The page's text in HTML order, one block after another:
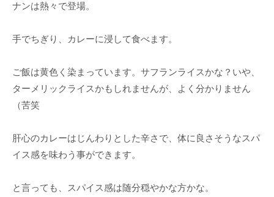
ナンは熱々で登場。
手でちぎり、カレーに浸して食べます。
ご飯は黄色く染まっています。サフランライスかな？いや、
ターメリックライスかもしれませんが、よく分かりません
（苦笑
肝心のカレーはじんわりとした辛さで、体に良さそうなスパ
イス感を味わう事ができます。
と言っても、スパイス感は随分穏やかな方かな。